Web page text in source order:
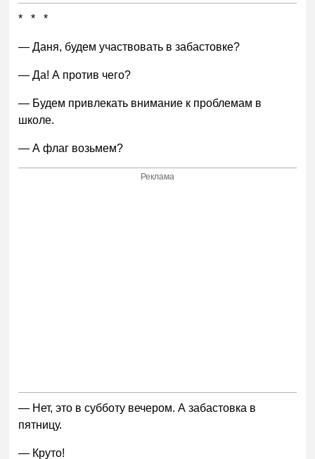
* * *
— Даня, будем участвовать в забастовке?
— Да! А против чего?
— Будем привлекать внимание к проблемам в
школе.
— А флаг возьмем?
Реклама
— Нет, это в субботу вечером. А забастовка в
пятницу.
— Круто!